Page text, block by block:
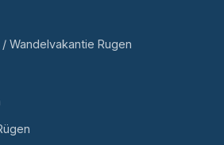
Wandelvakantie Rugen